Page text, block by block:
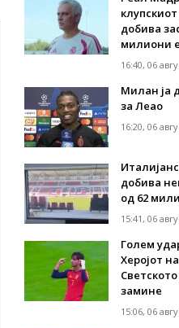
добива
милиони
16:40, 06
Милан ја
за Леао
16:20, 06
добива
од 62
15:41, 06
Голем
Херојот
замине
15:06, 06